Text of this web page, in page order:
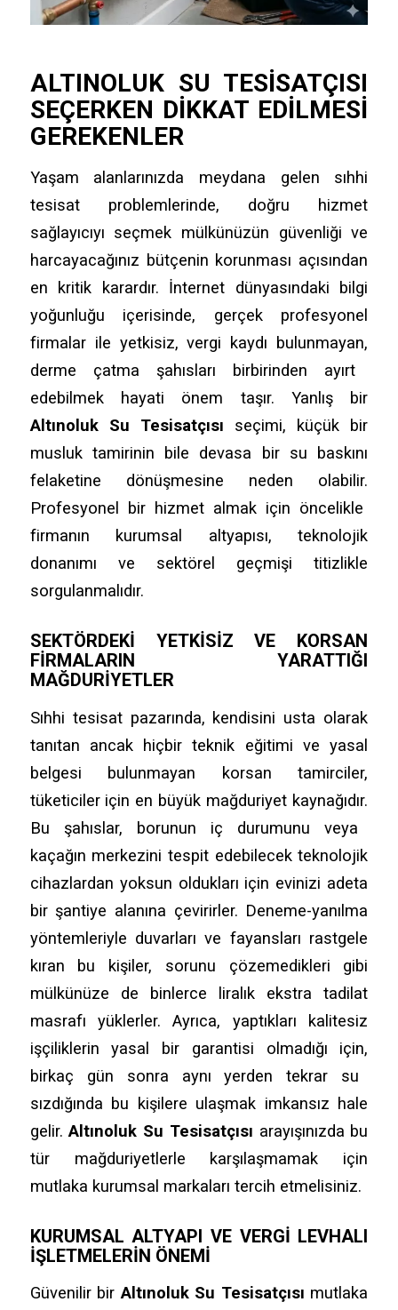
ALTINOLUK SU TESISATÇISI
SEÇERKEN DIKKAT EDILMESI
GEREKENLER
Yaşam alanlarınızda meydana gelen sıhhi
tesisat problemlerinde, doğru hizmet
sağlayıcıyı seçmek mülkünüzün güvenliği ve
harcayacağınız bütçenin korunması açısından
en kritik karardır. İnternet dünyasındaki bilgi
yoğunluğu içerisinde, gerçek profesyonel
firmalar ile yetkisiz, vergi kaydı bulunmayan,
derme çatma şahısları birbirinden ayırt
edebilmek hayati önem taşır. Yanlış bir
Altınoluk Su Tesisatçısı seçimi, küçük bir
musluk tamirinin bile devasa bir su baskını
felaketine dönüşmesine neden olabilir.
Profesyonel bir hizmet almak için öncelikle
firmanın kurumsal altyapısı, teknolojik
donanımı ve sektörel geçmişi titizlikle
sorgulanmalıdır.
SEKTÖRDEKI YETKISIZ VE KORSAN
FIRMALARIN YARATTIĞI
MAĞDURIYETLER
Sıhhi tesisat pazarında, kendisini usta olarak
tanıtan ancak hiçbir teknik eğitimi ve yasal
belgesi bulunmayan korsan tamirciler,
tüketiciler için en büyük mağduriyet kaynağıdır.
Bu şahıslar, borunun iç durumunu veya
kaçağın merkezini tespit edebilecek teknolojik
cihazlardan yoksun oldukları için evinizi adeta
bir şantiye alanına çevirirler. Deneme-yanılma
yöntemleriyle duvarları ve fayansları rastgele
kıran bu kişiler, sorunu çözemedikleri gibi
mülkünüze de binlerce liralık ekstra tadilat
masrafı yüklerler. Ayrıca, yaptıkları kalitesiz
işçiliklerin yasal bir garantisi olmadığı için,
birkaç gün sonra aynı yerden tekrar su
sızdığında bu kişilere ulaşmak imkansız hale
gelir. Altınoluk Su Tesisatçısı arayışınızda bu
tür mağduriyetlerle karşılaşmamak için
mutlaka kurumsal markaları tercih etmelisiniz.
KURUMSAL ALTYAPI VE VERGI LEVHALI
İŞLETMELERIN ÖNEMI
Güvenilir birAltınoluk Su Tesisatçısı mutlaka